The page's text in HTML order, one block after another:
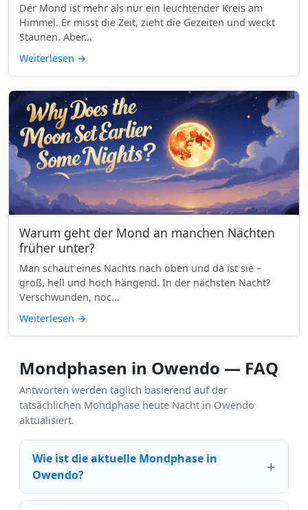
Der Mond ist mehr als nur ein leuchtender Kreis am
Himmel. Er misst die Zeit, zieht die Gezeiten und weckt
Staunen. Aber...
Weiterlesen →
Warum geht der Mond an manchen Nächten
früher unter?
Man schaut eines Nachts nach oben und da ist sie –
groß, hell und hoch hängend. In der nächsten Nacht?
Verschwunden, noc...
Weiterlesen →
Mondphasen in Owendo — FAQ
Antworten werden täglich basierend auf der
tatsächlichen Mondphase heute Nacht in Owendo
aktualisiert.
Wie ist die aktuelle Mondphase in
Owendo?